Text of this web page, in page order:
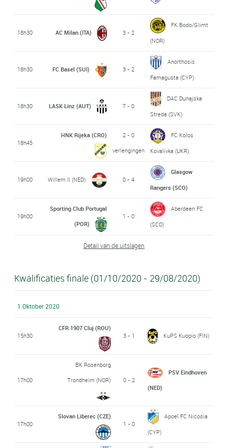
18h30 AC Milan (ITA) 3 - 2
FK Bodo/Glimt
(NOR)
18h30 FC Basel (SUI) 3 - 2
Anorthosis
Famagusta (CYP)
18h30 LASK Linz (AUT) 7 - 0
DAC Dunajska
Streda (SVK)
18h45
HNK Rijeka (CRO)
2 - 0
verlengingen
FC Kolos
Kovalivka (UKR)
19h00 Willem II (NED) 0 - 4
Glasgow
Rangers (SCO)
19h00
Sporting Club Portugal
(POR)
1 - 0
Aberdeen FC
(SCO)
Detail van de uitslagen
Kwalificaties finale (01/10/2020 - 29/08/2020)
1 Oktober 2020
15h30
CFR 1907 Cluj (ROU)
3 - 1
KuPS Kuopio (FIN)
17h00
BK Rosenborg
Trondheim (NOR)
0 - 2
PSV Eindhoven
(NED)
17h00
Slovan Liberec (CZE)
1 - 0
Apoel FC Nicosia
(CYP)